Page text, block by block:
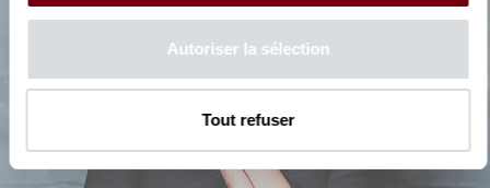
Autoriser la sélection
Tout refuser